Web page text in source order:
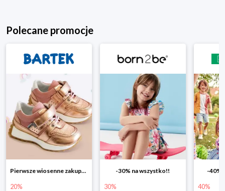
Polecane promocje
Pierwsze wiosenne zakupy -20%
20%
-30% na wszystko!!
30%
-40%
40%